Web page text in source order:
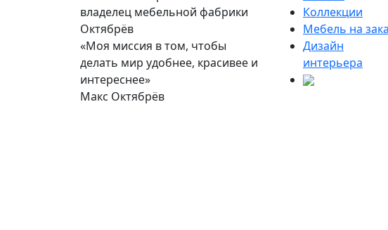
«Моя миссия в том, чтобы
делать мир удобнее, красивее и
интереснее»
Макс Октябрёв
Коллекции
Мебель на
Дизайн
интерьера